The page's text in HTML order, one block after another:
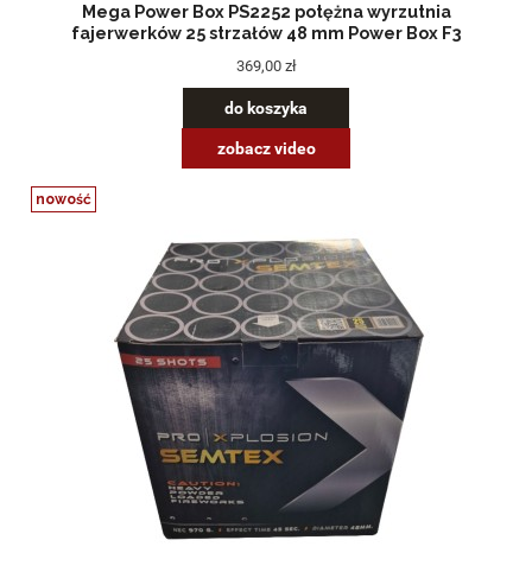
Mega Power Box PS2252 potężna wyrzutnia
fajerwerków 25 strzałów 48 mm Power Box F3
369,00 zł
do koszyka
zobacz video
nowość